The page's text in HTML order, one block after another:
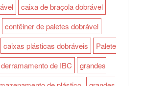
caixa de braçola dobrável
contêiner de paletes dobrável
caixas plásticas dobráveis
Palete
de IBC
grandes